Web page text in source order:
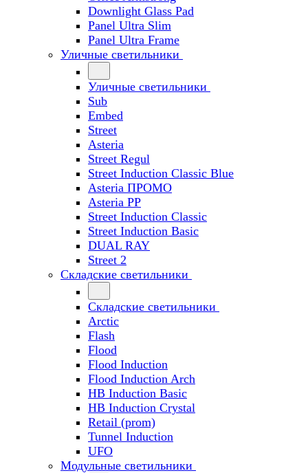
Downlight Glass Pad
Panel Ultra Slim
Panel Ultra Frame
Уличные светильники
Уличные светильники
Sub
Embed
Street
Asteria
Street Regul
Street Induction Classic Blue
Asteria ПРОМО
Asteria PP
Street Induction Classic
Street Induction Basic
DUAL RAY
Street 2
Складские светильники
Складские светильники
Arctic
Flash
Flood
Flood Induction
Flood Induction Arch
HB Induction Basic
HB Induction Crystal
Retail (prom)
Tunnel Induction
UFO
Модульные светильники